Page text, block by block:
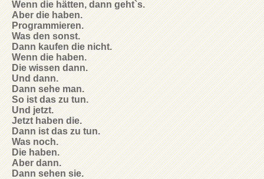
Wenn die hätten, dann geht`s.
Aber die haben.
Programmieren.
Was den sonst.
Dann kaufen die nicht.
Wenn die haben.
Die wissen dann.
Und dann.
Dann sehe man.
So ist das zu tun.
Und jetzt.
Jetzt haben die.
Dann ist das zu tun.
Was noch.
Die haben.
Aber dann.
Dann sehen sie.